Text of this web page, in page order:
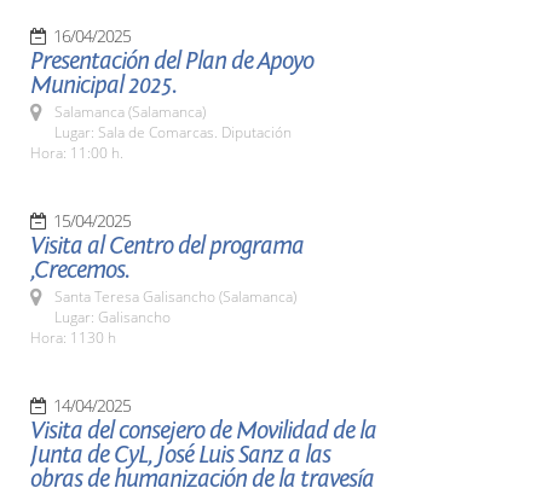
16/04/2025
Presentación del Plan de Apoyo
Municipal 2025.
Salamanca (Salamanca)
Lugar: Sala de Comarcas. Diputación
Hora: 11:00 h.
15/04/2025
Visita al Centro del programa
,Crecemos.
Santa Teresa Galisancho (Salamanca)
Lugar: Galisancho
Hora: 1130 h
14/04/2025
Visita del consejero de Movilidad de la
Junta de CyL, José Luis Sanz a las
obras de humanización de la travesía